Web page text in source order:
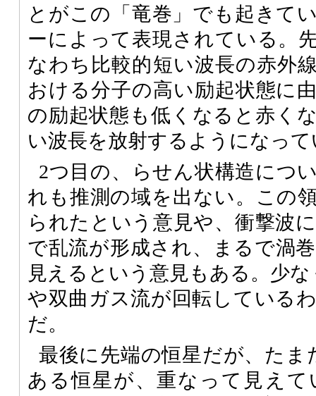
とがこの「竜巻」でも起きて
ーによって表現されている。
なわち比較的短い波長の赤外
おける分子の高い励起状態に
の励起状態も低くなると赤く
い波長を放射するようになっ
2つ目の、らせん状構造につ
れも推測の域を出ない。この
られたという意見や、衝撃波
で乱流が形成され、まるで渦
見えるという意見もある。少
や双曲ガス流が回転している
だ。
最後に先端の恒星だが、たま
ある恒星が、重なって見え